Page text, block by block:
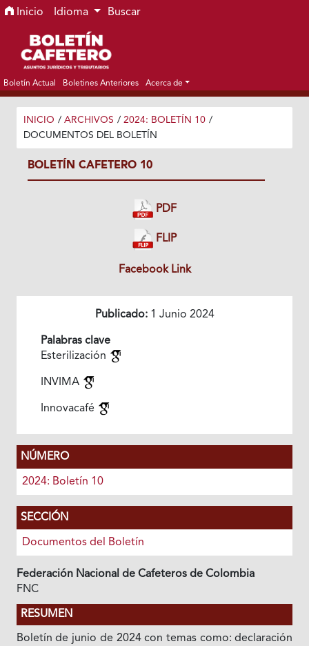
Ir al menú de navegación principal
Ir al contenido principal
Ir al pie de página del sitio
Inicio Idioma Buscar
Boletín Actual Boletines Anteriores Acerca de
INICIO / ARCHIVOS / 2024: BOLETÍN 10 /
DOCUMENTOS DEL BOLETÍN
BOLETÍN CAFETERO 10
PDF
FLIP
Facebook Link
Publicado:1 Junio 2024
Palabras clave
Esterilización
INVIMA
Innovacafé
NÚMERO
2024: Boletín 10
SECCIÓN
Documentos del Boletín
Federación Nacional de Cafeteros de Colombia
FNC
RESUMEN
Boletín de junio de 2024 con temas como: declaración